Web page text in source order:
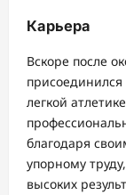
Карьера
Вскоре после
легкой
благодаря
упорному
высоких